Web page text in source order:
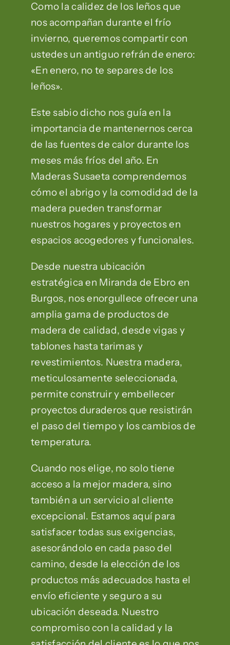
Como la calidez de los leños que
nos acompañan durante el frío
invierno, queremos compartir con
ustedes un antiguo refrán de enero:
«En enero, no te separes de los
leños».
Este sabio dicho nos guía en la
importancia de mantenernos cerca
de las fuentes de calor durante los
meses más fríos del año. En
Maderas Susaeta comprendemos
cómo el abrigo y la comodidad de la
madera pueden transformar
nuestros hogares y proyectos en
espacios acogedores y funcionales.
Desde nuestra ubicación
estratégica en Miranda de Ebro en
Burgos, nos enorgullece ofrecer una
amplia gama de productos de
madera de calidad, desde vigas y
tablones hasta tarimas y
revestimientos. Nuestra madera,
meticulosamente seleccionada,
permite construir y embellecer
proyectos duraderos que resistirán
el paso del tiempo y los cambios de
temperatura.
Cuando nos elige, no solo tiene
acceso a la mejor madera, sino
también a un servicio al cliente
excepcional. Estamos aquí para
satisfacer todas sus exigencias,
asesorándolo en cada paso del
camino, desde la elección de los
productos más adecuados hasta el
envío eficiente y seguro a su
ubicación deseada. Nuestro
compromiso con la calidad y la